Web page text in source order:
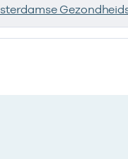
heeft een relatie